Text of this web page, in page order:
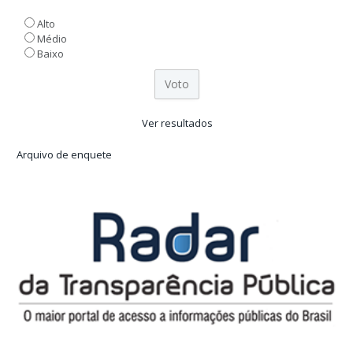
Alto
Médio
Baixo
Ver resultados
Arquivo de enquete